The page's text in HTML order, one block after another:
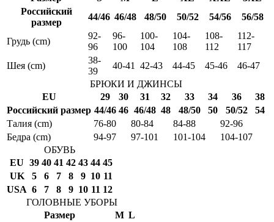
Российский
размер
44/46 46/48 48/50 50/52 54/56 56/58
Грудь (cm)
92-
96
96-
100
100-
104
104-
108
108-
112
112-
117
Шея (cm)
38-
39
40-41 42-43 44-45 45-46
46-47
БРЮКИ И ДЖИНСЫ
EU
29 30 31 32 33 34 36
38
Российский размер 44/46 46 46/48 48 48/50 50 50/52
54
Талия (cm)
76-80 80-84 84-88
92-96
Бедра (cm)
94-97 97-101 101-104
104-107
ОБУВЬ
EU 39 40 41 42 43 44 45
UK
5 6 7 8 9 10 11
USA 6 7 8 9 10 11 12
ГОЛОВНЫЕ УБОРЫ
Размер
M L